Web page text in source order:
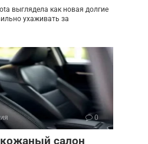
выглядела как новая долгие
ухаживать за
0
салон